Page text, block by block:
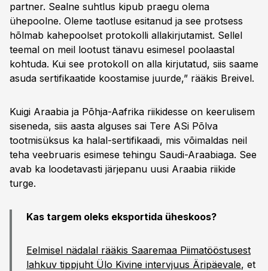
partner. Sealne suhtlus kipub praegu olema
ühepoolne. Oleme taotluse esitanud ja see protsess
hõlmab kahepoolset protokolli allakirjutamist. Sellel
teemal on meil lootust tänavu esimesel poolaastal
kohtuda. Kui see protokoll on alla kirjutatud, siis saame
asuda sertifikaatide koostamise juurde,” rääkis Breivel.
Kuigi Araabia ja Põhja-Aafrika riikidesse on keerulisem
siseneda, siis aasta alguses sai Tere ASi Põlva
tootmisüksus ka halal-sertifikaadi, mis võimaldas neil
teha veebruaris esimese tehingu Saudi-Araabiaga. See
avab ka loodetavasti järjepanu uusi Araabia riikide
turge.
Kas targem oleks eksportida üheskoos?
Eelmisel nädalal rääkis Saaremaa Piimatööstusest
lahkuv tippjuht Ülo Kivine intervjuus Äripäevale, et